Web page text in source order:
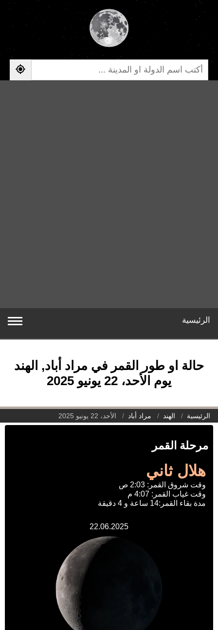
الرئيسية
حالة او طور القمر في مراد أباد, الهند
يوم الأحد، 22 يونيو 2025
الرئيسية الهند مراد أباد الأحد، 22 يونيو 2025
مرحلة القمر
هلال ثاني
وقت شروق القمر: 2:03 ص
وقت غياب القمر: 4:07 م
مدة بقاء القمر:14 ساعة و 4 دقيقة
22.06.2025